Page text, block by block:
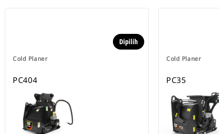
Cold Planer
Dipilih
PC404
Cold Planer
PC35